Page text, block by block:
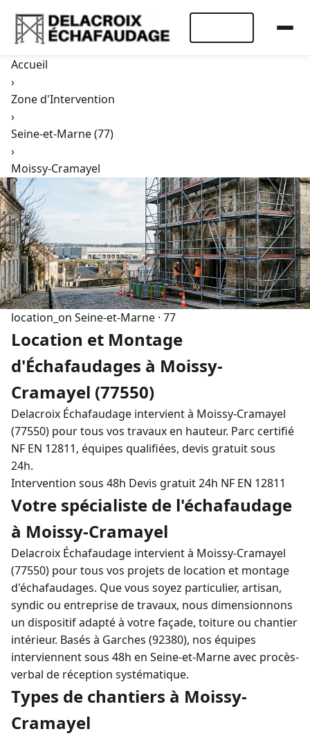
Accueil
›
Zone d'Intervention
›
Seine-et-Marne (77)
›
Moissy-Cramayel
location_on Seine-et-Marne · 77
Location et Montage
d'Échafaudages à Moissy-
Cramayel (77550)
Delacroix Échafaudage intervient à Moissy-Cramayel
(77550) pour tous vos travaux en hauteur. Parc certifié
NF EN 12811, équipes qualifiées, devis gratuit sous
24h.
Intervention sous 48h Devis gratuit 24h NF EN 12811
Votre spécialiste de l'échafaudage
à Moissy-Cramayel
Delacroix Échafaudage intervient à Moissy-Cramayel
(77550) pour tous vos projets de location et montage
d'échafaudages. Que vous soyez particulier, artisan,
syndic ou entreprise de travaux, nous dimensionnons
un dispositif adapté à votre façade, toiture ou chantier
intérieur. Basés à Garches (92380), nos équipes
interviennent sous 48h en Seine-et-Marne avec procès-
verbal de réception systématique.
Types de chantiers à Moissy-
Cramayel